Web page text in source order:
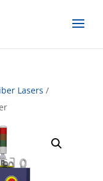
Lasers /